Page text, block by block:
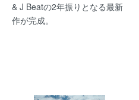
& J Beatの2年振りとなる最新
作が完成。